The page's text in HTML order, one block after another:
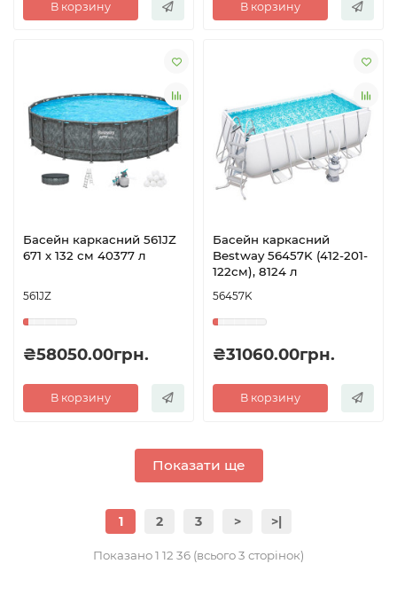
В корзину В корзину
Басейн каркасний 561JZ
671 х 132 см 40377 л
561JZ
₴58050.00грн.
В корзину
Басейн каркасний
Bestway 56457K (412-201-
122см), 8124 л
56457K
₴31060.00грн.
В корзину
Показати ще
1 2 3 > >|
Показано 1 12 36 (всього 3 сторінок)